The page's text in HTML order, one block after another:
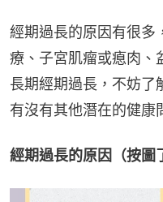
經期過長的原因有很多
療、子宮肌瘤或瘜肉、
長期經期過長，不妨了
有沒有其他潛在的健康
經期過長的原因（按圖